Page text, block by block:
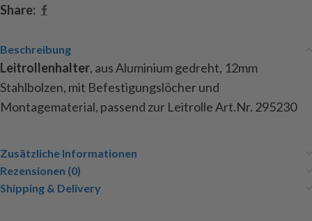
Share:
Beschreibung
Leitrollenhalter, aus Aluminium gedreht, 12mm
Stahlbolzen, mit Befestigungslöcher und
Montagematerial, passend zur Leitrolle Art.Nr. 295230
Zusätzliche Informationen
Rezensionen (0)
Shipping & Delivery